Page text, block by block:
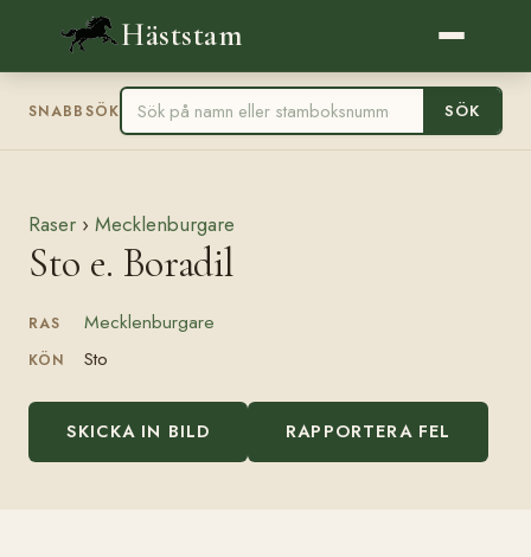
Häststam
SNABBSÖK SÖK
Raser › Mecklenburgare
Sto e. Boradil
RAS Mecklenburgare
KÖN Sto
SKICKA IN BILD RAPPORTERA FEL